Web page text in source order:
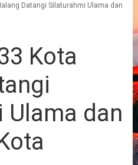
Datangi Silaturahmi Ulama dan
Kota
Ulama dan